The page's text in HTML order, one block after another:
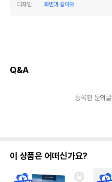
디자인
화면과 같아요
Q&A
등록된 문의
이 상품은 어떠신가요?